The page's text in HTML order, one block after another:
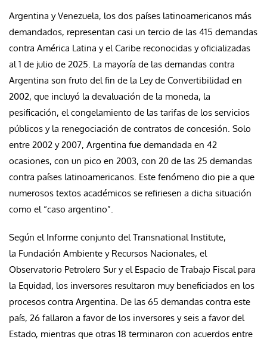
Argentina y Venezuela, los dos países latinoamericanos más
demandados, representan casi un tercio de las 415 demandas
contra América Latina y el Caribe reconocidas y oficializadas
al 1 de julio de 2025. La mayoría de las demandas contra
Argentina son fruto del fin de la Ley de Convertibilidad en
2002, que incluyó la devaluación de la moneda, la
pesificación, el congelamiento de las tarifas de los servicios
públicos y la renegociación de contratos de concesión. Solo
entre 2002 y 2007, Argentina fue demandada en 42
ocasiones, con un pico en 2003, con 20 de las 25 demandas
contra países latinoamericanos. Este fenómeno dio pie a que
numerosos textos académicos se refiriesen a dicha situación
como el “caso argentino”.
Según el Informe conjunto del Transnational Institute,
la Fundación Ambiente y Recursos Nacionales, el
Observatorio Petrolero Sur y el Espacio de Trabajo Fiscal para
la Equidad, los inversores resultaron muy beneficiados en los
procesos contra Argentina. De las 65 demandas contra este
país, 26 fallaron a favor de los inversores y seis a favor del
Estado, mientras que otras 18 terminaron con acuerdos entre